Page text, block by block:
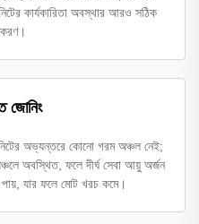
কার্যকারিতা অবস্থার আরও সঠিক
জোনিং
অভ্যন্তরে কোনো গরম অঞ্চল নেই;
অবস্থিত, ফলে দীর্ঘ সেবা আয়ু অর্জন
পায়, যার ফলে মোট খরচ কমে।